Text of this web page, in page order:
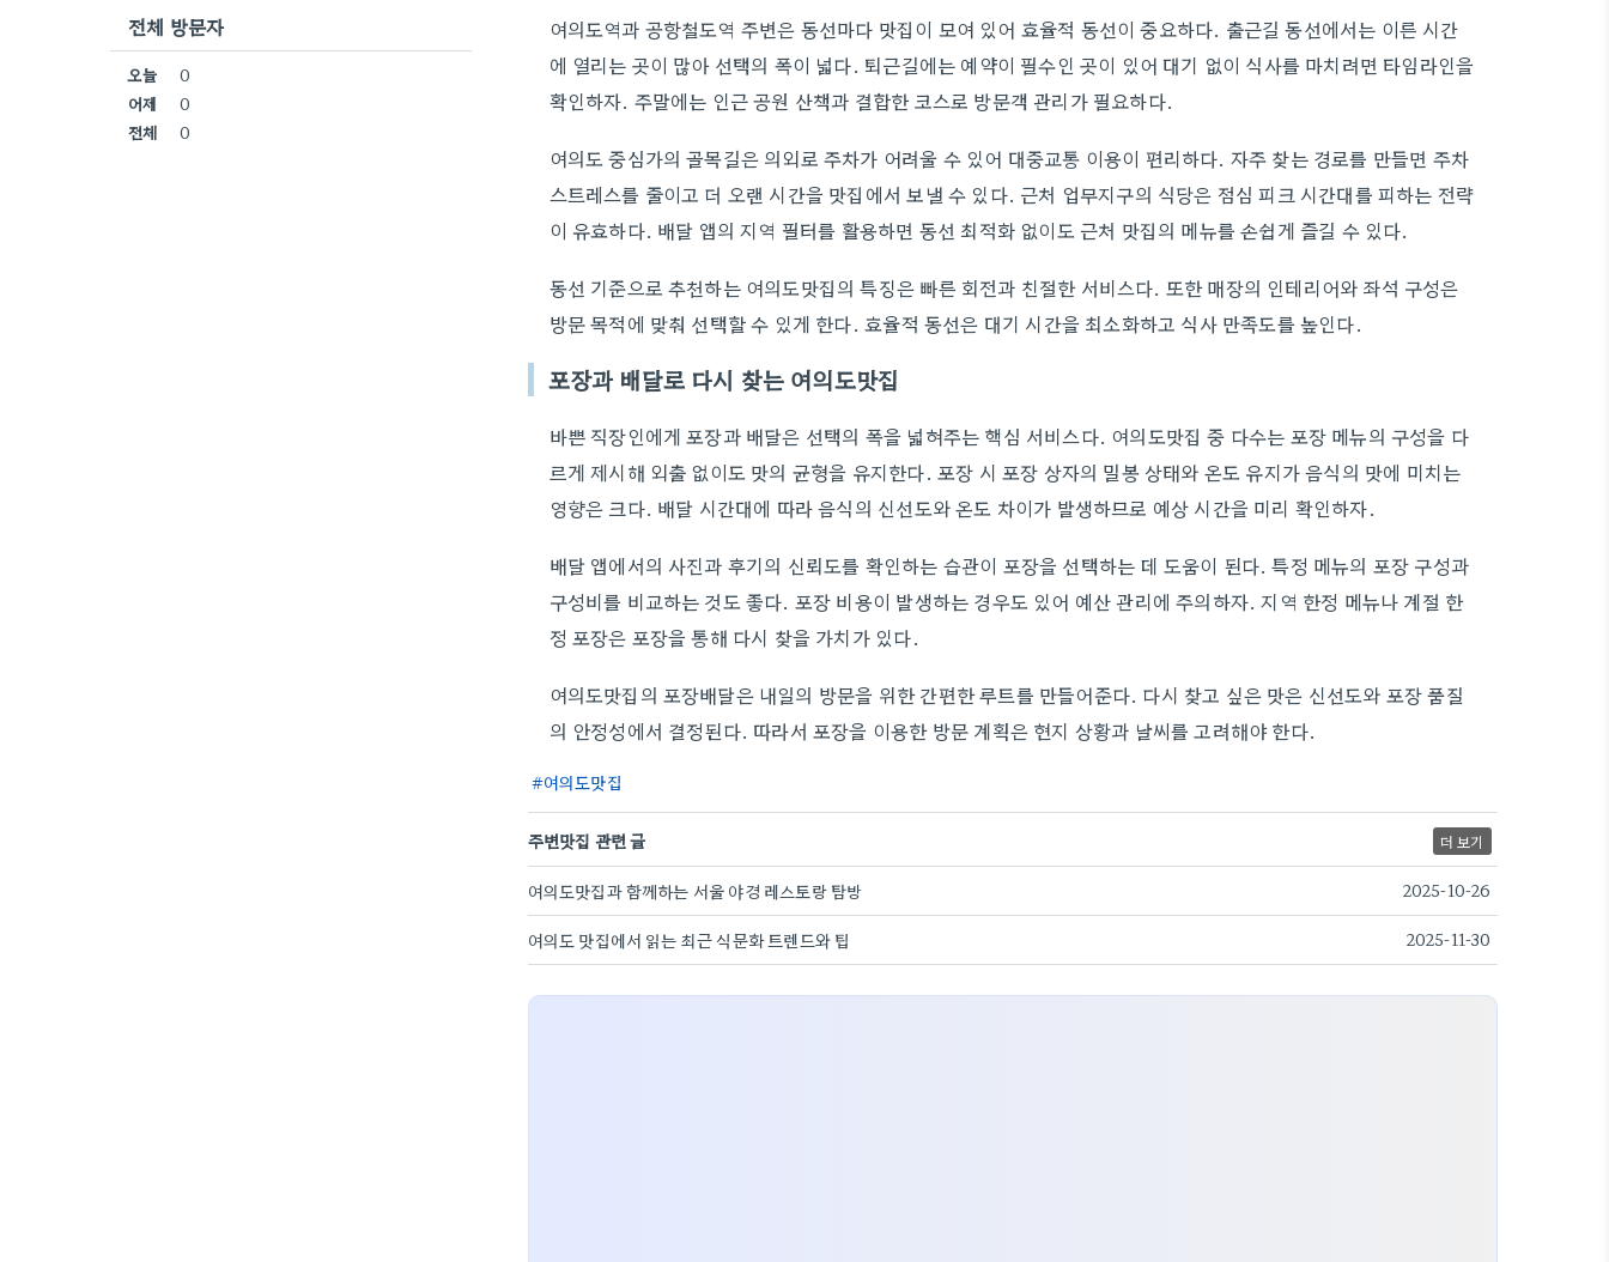
여의도역과 공항철도역 주변은 동선마다 맛집이 모여 있어 효율적 동선이 중요하다. 출근길 동선에서는 이른 시간
에 열리는 곳이 많아 선택의 폭이 넓다. 퇴근길에는 예약이 필수인 곳이 있어 대기 없이 식사를 마치려면 타임라인을
확인하자. 주말에는 인근 공원 산책과 결합한 코스로 방문객 관리가 필요하다.
여의도 중심가의 골목길은 의외로 주차가 어려울 수 있어 대중교통 이용이 편리하다. 자주 찾는 경로를 만들면 주차
스트레스를 줄이고 더 오랜 시간을 맛집에서 보낼 수 있다. 근처 업무지구의 식당은 점심 피크 시간대를 피하는 전략
이 유효하다. 배달 앱의 지역 필터를 활용하면 동선 최적화 없이도 근처 맛집의 메뉴를 손쉽게 즐길 수 있다.
동선 기준으로 추천하는 여의도맛집의 특징은 빠른 회전과 친절한 서비스다. 또한 매장의 인테리어와 좌석 구성은
방문 목적에 맞춰 선택할 수 있게 한다. 효율적 동선은 대기 시간을 최소화하고 식사 만족도를 높인다.
포장과 배달로 다시 찾는 여의도맛집
바쁜 직장인에게 포장과 배달은 선택의 폭을 넓혀주는 핵심 서비스다. 여의도맛집 중 다수는 포장 메뉴의 구성을 다
르게 제시해 외출 없이도 맛의 균형을 유지한다. 포장 시 포장 상자의 밀봉 상태와 온도 유지가 음식의 맛에 미치는
영향은 크다. 배달 시간대에 따라 음식의 신선도와 온도 차이가 발생하므로 예상 시간을 미리 확인하자.
배달 앱에서의 사진과 후기의 신뢰도를 확인하는 습관이 포장을 선택하는 데 도움이 된다. 특정 메뉴의 포장 구성과
구성비를 비교하는 것도 좋다. 포장 비용이 발생하는 경우도 있어 예산 관리에 주의하자. 지역 한정 메뉴나 계절 한
정 포장은 포장을 통해 다시 찾을 가치가 있다.
여의도맛집의 포장배달은 내일의 방문을 위한 간편한 루트를 만들어준다. 다시 찾고 싶은 맛은 신선도와 포장 품질
의 안정성에서 결정된다. 따라서 포장을 이용한 방문 계획은 현지 상황과 날씨를 고려해야 한다.
여의도맛집
주변맛집 관련 글 더 보기
여의도맛집과 함께하는 서울 야경 레스토랑 탐방 2025-10-26
여의도 맛집에서 읽는 최근 식문화 트렌드와 팁 2025-11-30
전체 방문자
오늘
0
어제
0
전체
0